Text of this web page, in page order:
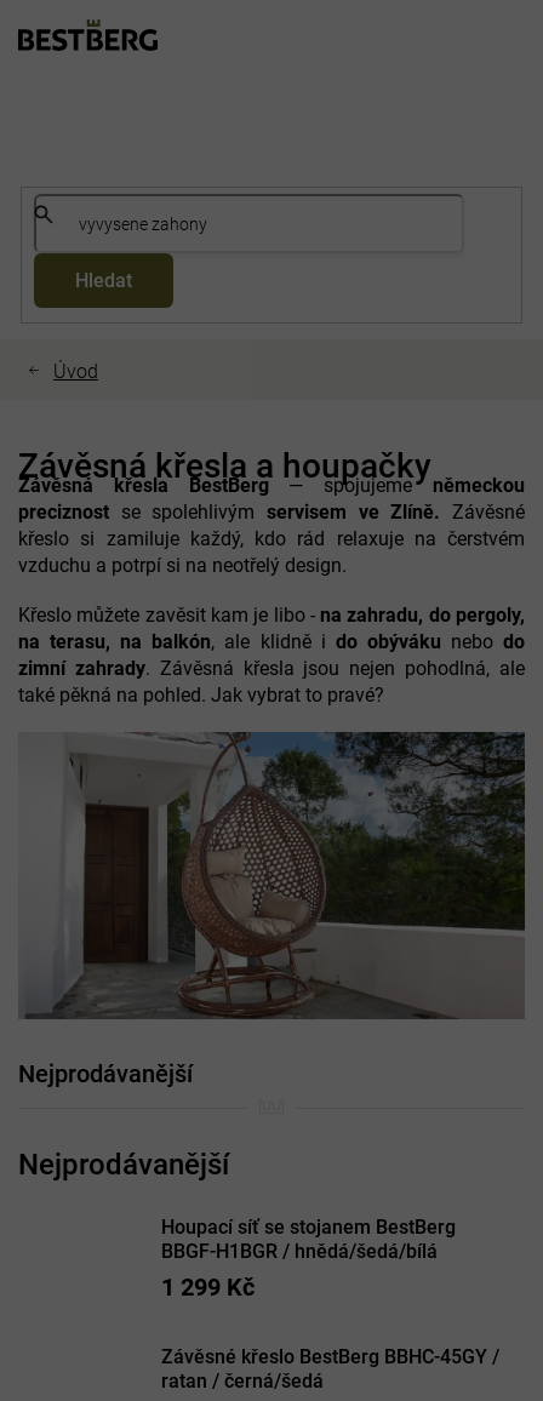
Hledat
Závěsná křesla a houpačky
Závěsná křesla BestBerg— spojujeme německou
preciznost se spolehlivým servisem ve Zlíně. Závěsné
křeslo si zamiluje každý, kdo rád relaxuje na čerstvém
vzduchu a potrpí si na neotřelý design.
Křeslo můžete zavěsit kam je libo - na zahradu, do pergoly,
na terasu, na balkón, ale klidně i do obýváku nebodo
zimní zahrady. Závěsná křesla jsou nejen pohodlná, ale
také pěkná na pohled. Jak vybrat to pravé?
Nejprodávanější
Houpací síť se stojanem BestBerg
BBGF-H1BGR / hnědá/šedá/bílá
1 299 Kč
Závěsné křeslo BestBerg BBHC-45GY /
ratan / černá/šedá